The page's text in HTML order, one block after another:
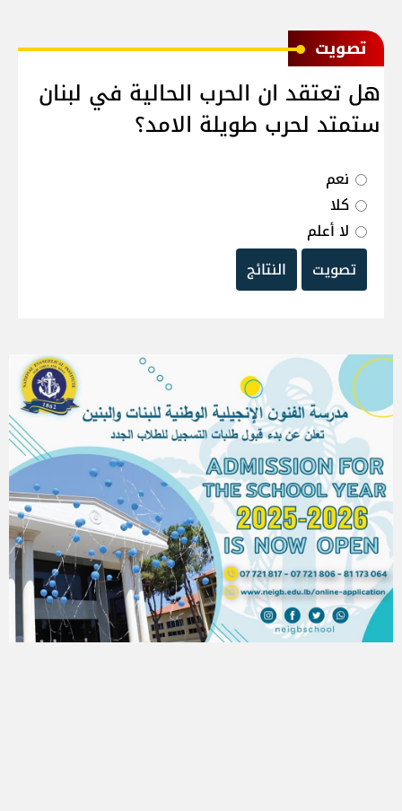
ﺗﺼﻮﻳﺖ
هل تعتقد ان الحرب الحالية في لبنان
ستمتد لحرب طويلة الامد؟
نعم
كلا
لا أعلم
تصويت
النتائج